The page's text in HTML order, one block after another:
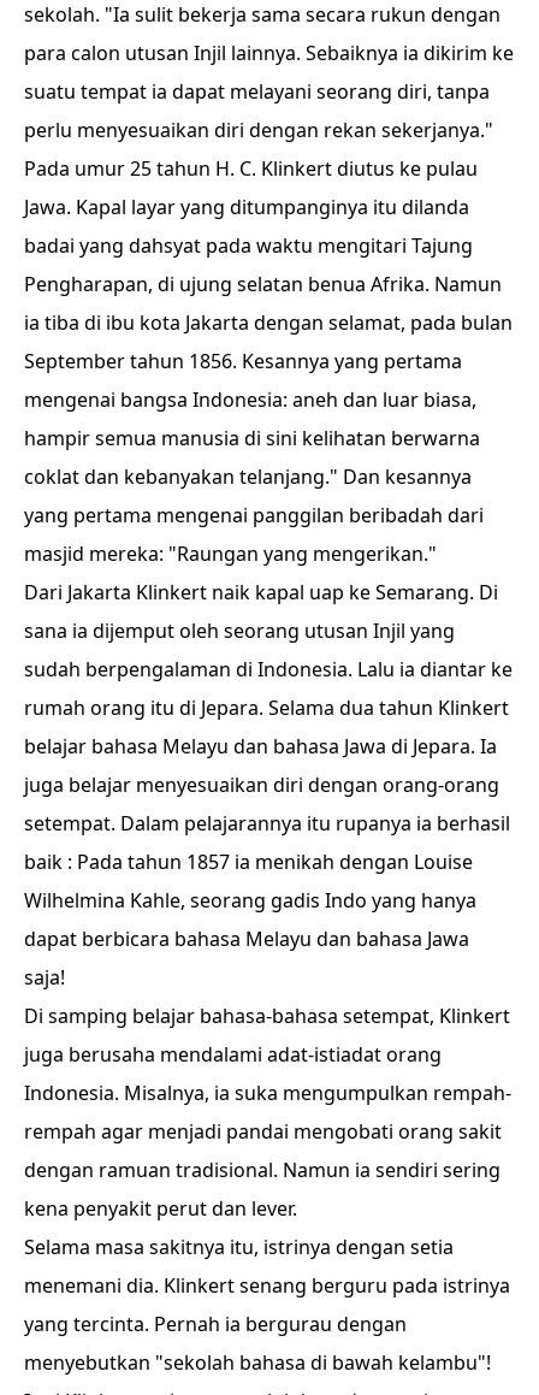
sekolah. "Ia sulit bekerja sama secara rukun dengan
para calon utusan Injil lainnya. Sebaiknya ia dikirim ke
suatu tempat ia dapat melayani seorang diri, tanpa
perlu menyesuaikan diri dengan rekan sekerjanya."
Pada umur 25 tahun H. C. Klinkert diutus ke pulau
Jawa. Kapal layar yang ditumpanginya itu dilanda
badai yang dahsyat pada waktu mengitari Tajung
Pengharapan, di ujung selatan benua Afrika. Namun
ia tiba di ibu kota Jakarta dengan selamat, pada bulan
September tahun 1856. Kesannya yang pertama
mengenai bangsa Indonesia: aneh dan luar biasa,
hampir semua manusia di sini kelihatan berwarna
coklat dan kebanyakan telanjang." Dan kesannya
yang pertama mengenai panggilan beribadah dari
masjid mereka: "Raungan yang mengerikan."
Dari Jakarta Klinkert naik kapal uap ke Semarang. Di
sana ia dijemput oleh seorang utusan Injil yang
sudah berpengalaman di Indonesia. Lalu ia diantar ke
rumah orang itu di Jepara. Selama dua tahun Klinkert
belajar bahasa Melayu dan bahasa Jawa di Jepara. Ia
juga belajar menyesuaikan diri dengan orang-orang
setempat. Dalam pelajarannya itu rupanya ia berhasil
baik : Pada tahun 1857 ia menikah dengan Louise
Wilhelmina Kahle, seorang gadis Indo yang hanya
dapat berbicara bahasa Melayu dan bahasa Jawa
saja!
Di samping belajar bahasa-bahasa setempat, Klinkert
juga berusaha mendalami adat-istiadat orang
Indonesia. Misalnya, ia suka mengumpulkan rempah-
rempah agar menjadi pandai mengobati orang sakit
dengan ramuan tradisional. Namun ia sendiri sering
kena penyakit perut dan lever.
Selama masa sakitnya itu, istrinya dengan setia
menemani dia. Klinkert senang berguru pada istrinya
yang tercinta. Pernah ia bergurau dengan
menyebutkan "sekolah bahasa di bawah kelambu"!